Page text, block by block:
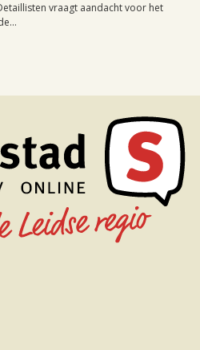
vraagt aandacht voor het